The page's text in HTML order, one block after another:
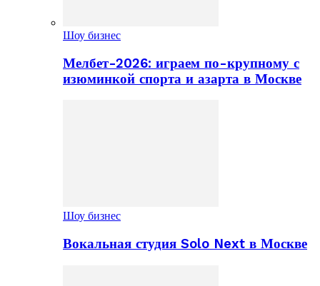
Шоу бизнес
Мелбет-2026: играем по-крупному с
изюминкой спорта и азарта в Москве
Шоу бизнес
Вокальная студия Solo Next в Москве